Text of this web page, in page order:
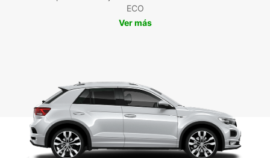
ECO
Ver más